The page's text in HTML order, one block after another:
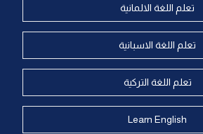
تعلم اللغة الالمانية
تعلم اللغة الاسبانية
تعلم اللغة التركية
Learn English